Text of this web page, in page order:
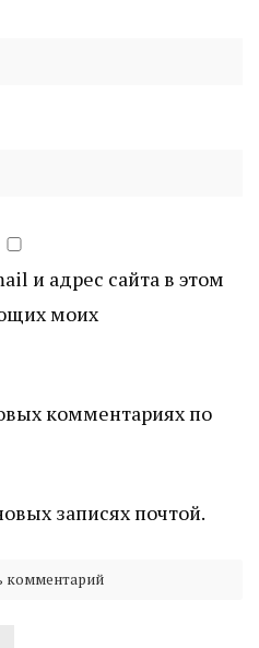
и адрес сайта в этом
моих
комментариях по
записях почтой.